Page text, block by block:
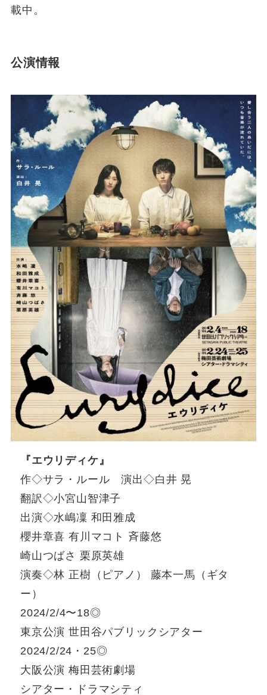
載中。
公演情報
『エウリディケ』
作◇サラ・ルール 演出◇白井 晃
翻訳◇小宮山智津子
出演◇水嶋凜 和田雅成
櫻井章喜 有川マコト 斉藤悠
崎山つばさ 栗原英雄
演奏◇林 正樹（ピアノ） 藤本一馬（ギタ
ー）
2024/2/4〜18◎
東京公演 世田谷パブリックシアター
2024/2/24・25◎
大阪公演 梅田芸術劇場
シアター・ドラマシティ